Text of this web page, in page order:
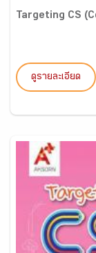
Targeting CS
ดูรายละเอียด